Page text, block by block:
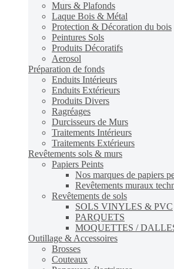
Murs & Plafonds
Laque Bois & Métal
Protection & Décoration du bois
Peintures Sols
Produits Décoratifs
Aerosol
Préparation de fonds
Enduits Intérieurs
Enduits Extérieurs
Produits Divers
Ragréages
Durcisseurs de Murs
Traitements Intérieurs
Traitements Extérieurs
Revêtements sols & murs
Papiers Peints
Nos marques de papiers
Revêtements muraux
Revêtements de sols
SOLS VINYLES & PVC
PARQUETS
MOQUETTES /
Outillage & Accessoires
Brosses
Couteaux